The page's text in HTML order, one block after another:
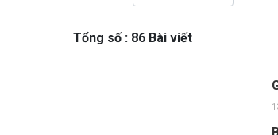
Tổng số : 86 Bài viết